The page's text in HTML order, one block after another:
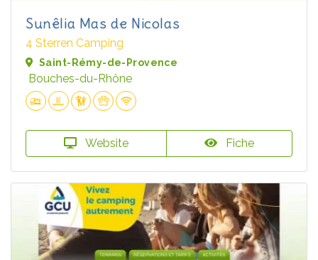
Sunêlia Mas de Nicolas
4 Sterren Camping
Saint-Rémy-de-Provence
Bouches-du-Rhône
Website Fiche